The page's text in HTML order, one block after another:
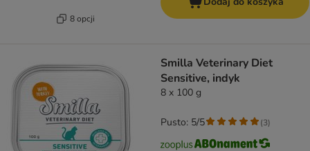
8 opcji
Smilla Veterinary Diet
Sensitive, indyk
8 x 100 g
Pusto: 5/5 (3)